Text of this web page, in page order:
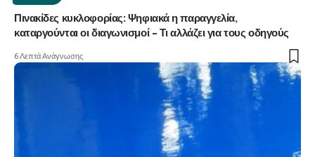
Πινακίδες κυκλοφορίας: Ψηφιακά η παραγγελία,
καταργούνται οι διαγωνισμοί – Τι αλλάζει για τους οδηγούς
6 Λεπτά Ανάγνωσης